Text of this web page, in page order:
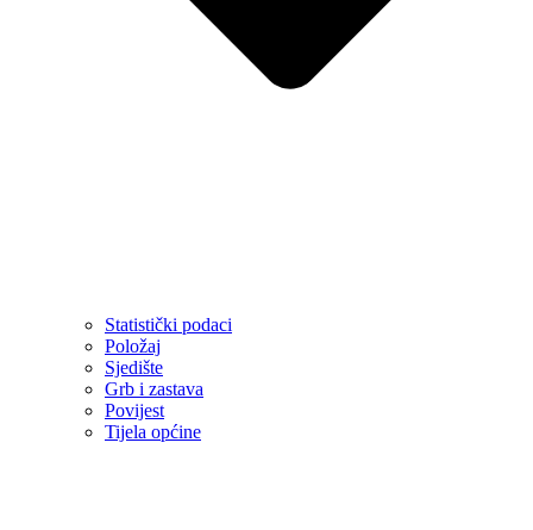
Statistički podaci
Položaj
Sjedište
Grb i zastava
Povijest
Tijela općine